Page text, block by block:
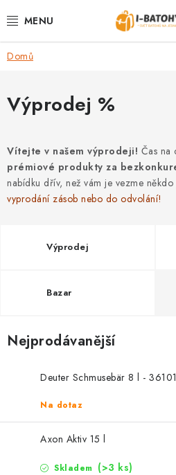
na
VÝPRODEJ %
BATOHY
CESTOVNÍ ZAVAZADLA
LEDVINKY
ZNAČKY
Blog
Domů
Výprodej %
Vítejte v našem výprodeji! Čas na
prémiové produkty za
nabídku dřív, než vám je vezme
vyprodání zásob nebo do odvolání!
Výprodej
Bazar
Nejprodávanější
Deuter Schmusebär 8 l -
Na dotaz
Axon Aktiv 15 l
Skladem (>3 ks)